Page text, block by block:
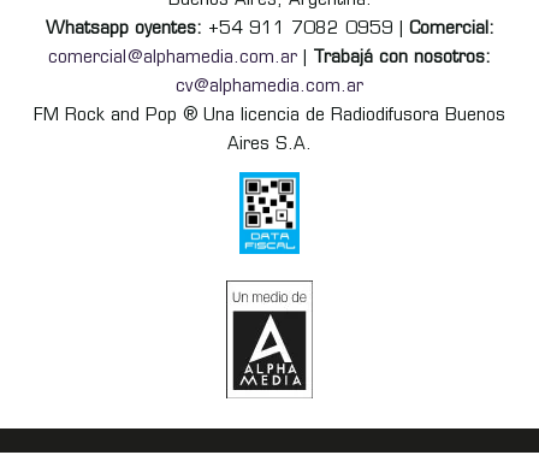
Whatsapp oyentes: +54 911 7082 0959 | Comercial:
comercial@alphamedia.com.ar
Trabajá con nosotros:
cv@alphamedia.com.ar
FM Rock and Pop ® Una licencia de Radiodifusora Buenos
Aires S.A.